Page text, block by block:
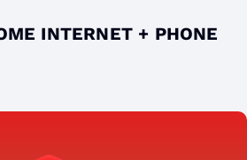
INTERNET + PHONE